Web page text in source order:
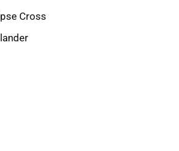
Cross